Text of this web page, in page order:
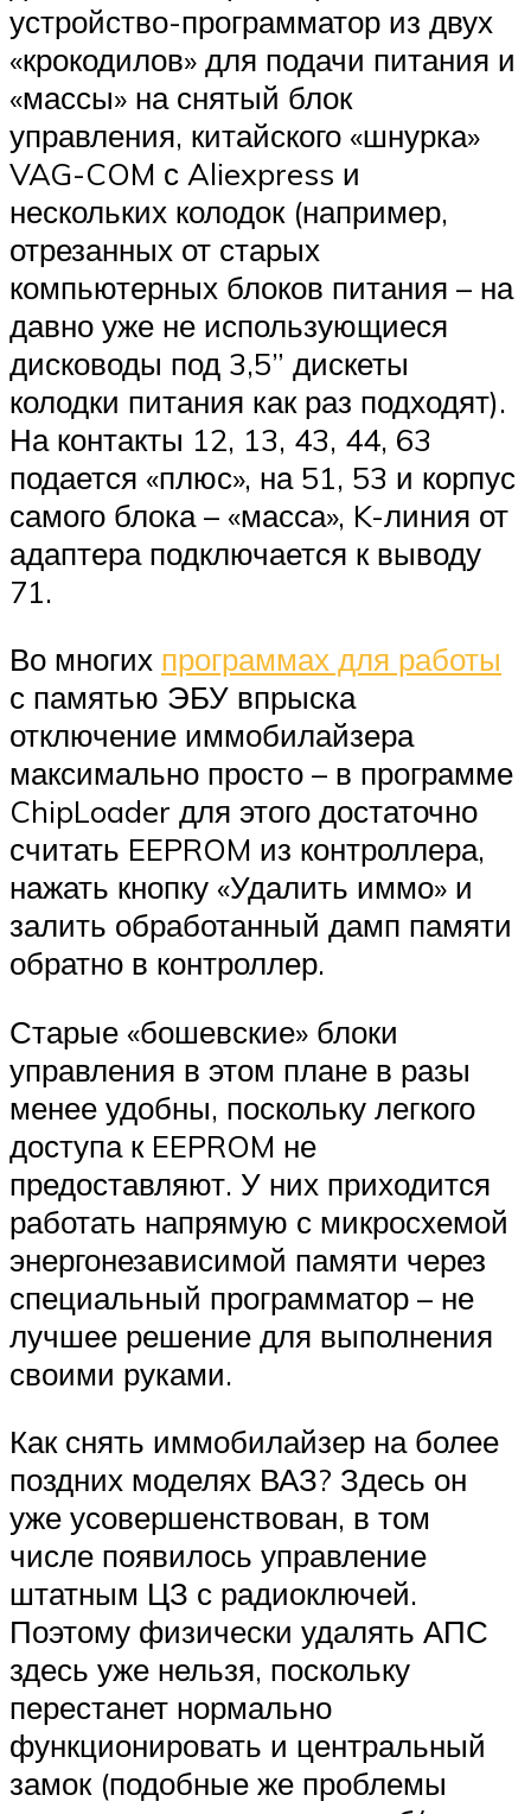
устройство-программатор из двух
«крокодилов» для подачи питания и
«массы» на снятый блок
управления, китайского «шнурка»
VAG-COM с Aliexpress и
нескольких колодок (например,
отрезанных от старых
компьютерных блоков питания – на
давно уже не использующиеся
дисководы под 3,5” дискеты
колодки питания как раз подходят).
На контакты 12, 13, 43, 44, 63
подается «плюс», на 51, 53 и корпус
самого блока – «масса», K-линия от
адаптера подключается к выводу
71.
Во многих программах для работы
с памятью ЭБУ впрыска
отключение иммобилайзера
максимально просто – в программе
ChipLoader для этого достаточно
считать EEPROM из контроллера,
нажать кнопку «Удалить иммо» и
залить обработанный дамп памяти
обратно в контроллер.
Старые «бошевские» блоки
управления в этом плане в разы
менее удобны, поскольку легкого
доступа к EEPROM не
предоставляют. У них приходится
работать напрямую с микросхемой
энергонезависимой памяти через
специальный программатор – не
лучшее решение для выполнения
своими руками.
Как снять иммобилайзер на более
поздних моделях ВАЗ? Здесь он
уже усовершенствован, в том
числе появилось управление
штатным ЦЗ с радиоключей.
Поэтому физически удалять АПС
здесь уже нельзя, поскольку
перестанет нормально
функционировать и центральный
замок (подобные же проблемы